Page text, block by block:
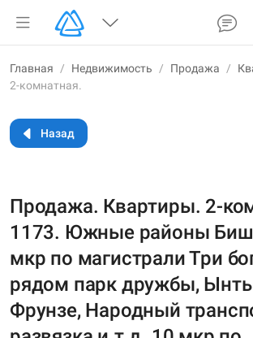
Главная / Недвижимость / Продажа /
2-комнатная.
Назад
Продажа. Квартиры. 2-
1173. Южные районы
мкр по магистрали Три
рядом парк дружбы,
Фрунзе, Народный